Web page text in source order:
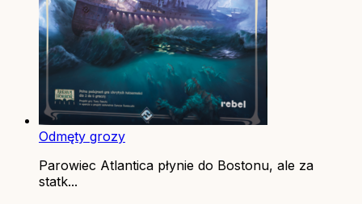
Odmęty grozy
Parowiec Atlantica płynie do Bostonu, ale za
statk...